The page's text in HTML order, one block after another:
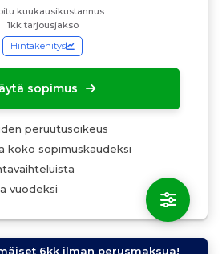
kuukausikustannus
1kk tarjousjakso
Hintakehitys
sopimus
peruutusoikeus
koko sopimuskaudeksi
vuodeksi
6kk ilman perusmaksua!